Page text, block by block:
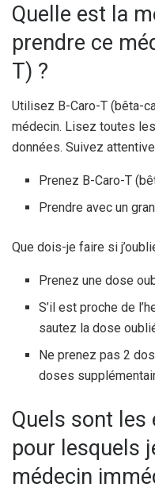
Quelle est la
prendre ce
T) ?
Utilisez B-Caro-T (bêta-
médecin. Lisez toutes
données. Suivez
Prenez B-Caro-T
Prendre avec un
Que dois-je faire si
Prenez une dose
S’il est proche de
sautez la dose
Ne prenez pas 2
doses
Quels sont
pour lesquels
médecin